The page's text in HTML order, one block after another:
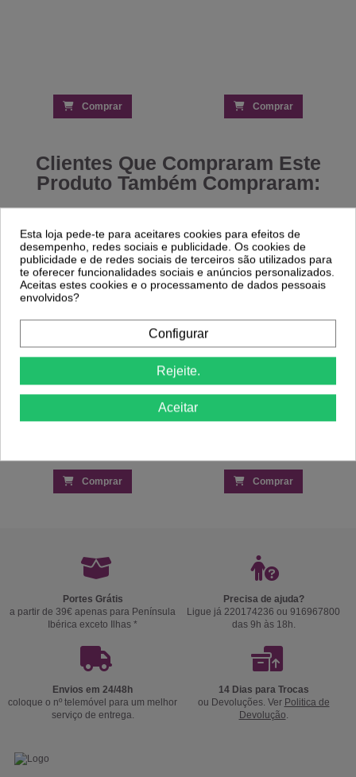
Comprar Comprar
Clientes Que Compraram Este
Produto Também Compraram:
Linha de Threading Vanity 300m –
Algodão Orgânico para Sobrancelhas
4,99 €
Comprar
Extreme Primer Andreia - All in One
2,55 €3,59 €
Comprar
Portes Grátis
a partir de 39€ apenas para Península
Ibérica exceto Ilhas *
Precisa de ajuda?
Ligue já 220174236 ou 916967800
das 9h às 18h.
Envios em 24/48h
coloque o nº telemóvel para um melhor
serviço de entrega.
14 Dias para Trocas
ou Devoluções. Ver Politica de
Devolução.
Esta loja pede-te para aceitares cookies para efeitos de
desempenho, redes sociais e publicidade. Os cookies de
publicidade e de redes sociais de terceiros são utilizados para
te oferecer funcionalidades sociais e anúncios personalizados.
Aceitas estes cookies e o processamento de dados pessoais
envolvidos?
Configurar
Rejeite.
Aceitar